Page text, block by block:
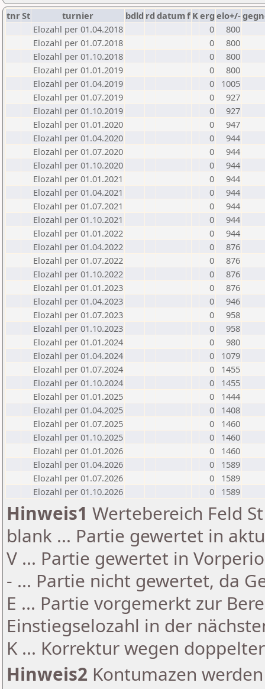
tnrSt turnier bdld rd datumf Kerg elo+/-
Elozahl per 01.04.2018
0
800
Elozahl per 01.07.2018
0
800
Elozahl per 01.10.2018
0
800
Elozahl per 01.01.2019
0
800
Elozahl per 01.04.2019
0
1005
Elozahl per 01.07.2019
0
927
Elozahl per 01.10.2019
0
927
Elozahl per 01.01.2020
0
947
Elozahl per 01.04.2020
0
944
Elozahl per 01.07.2020
0
944
Elozahl per 01.10.2020
0
944
Elozahl per 01.01.2021
0
944
Elozahl per 01.04.2021
0
944
Elozahl per 01.07.2021
0
944
Elozahl per 01.10.2021
0
944
Elozahl per 01.01.2022
0
944
Elozahl per 01.04.2022
0
876
Elozahl per 01.07.2022
0
876
Elozahl per 01.10.2022
0
876
Elozahl per 01.01.2023
0
876
Elozahl per 01.04.2023
0
946
Elozahl per 01.07.2023
0
958
Elozahl per 01.10.2023
0
958
Elozahl per 01.01.2024
0
980
Elozahl per 01.04.2024
0
1079
Elozahl per 01.07.2024
0
1455
Elozahl per 01.10.2024
0
1455
Elozahl per 01.01.2025
0
1444
Elozahl per 01.04.2025
0
1408
Elozahl per 01.07.2025
0
1460
Elozahl per 01.10.2025
0
1460
Elozahl per 01.01.2026
0
1460
Elozahl per 01.04.2026
0
1589
Elozahl per 01.07.2026
0
1589
Elozahl per 01.10.2026
0 1589
Hinweis1 Wertebereich Feld
blank ... Partie gewertet in
V ... Partie gewertet in
- ... Partie nicht gewertet, da
E ... Partie vorgemerkt zur
Einstiegselozahl in der
K ... Korrektur wegen
Hinweis2 Kontumazen